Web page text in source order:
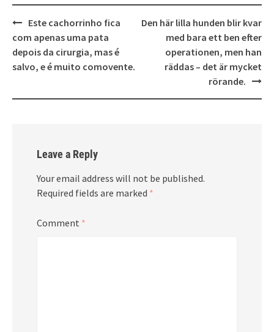
Post
navigation
Este cachorrinho fica
com apenas uma pata
depois da cirurgia, mas é
salvo, e é muito comovente.
Den här lilla hunden blir kvar
med bara ett ben efter
operationen, men han
räddas – det är mycket
rörande.
Leave a Reply
Your email address will not be published.
Required fields are marked *
Comment *